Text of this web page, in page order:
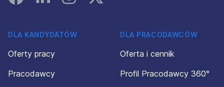
DLA KANDYDATÓW
Oferty pracy
Pracodawcy
DLA PRACODAWCÓW
Oferta i cennik
Profil Pracodawcy 360°